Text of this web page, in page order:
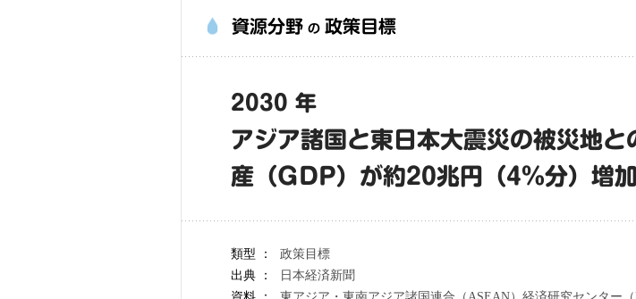
資源分野 の 政策目標
2030 年
アジア諸国と東日本大震災の被災地
産（GDP）が約20兆円（4％分）増
類型 ：
政策目標
出典 ：
日本経済新聞